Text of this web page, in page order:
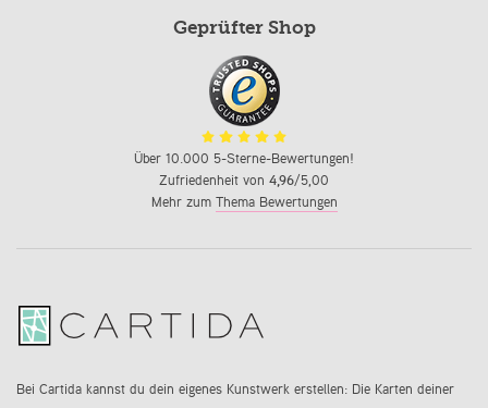
Geprüfter Shop
Über 10.000 5-Sterne-Bewertungen!
Zufriedenheit von 4,96/5,00
Mehr zum Thema Bewertungen
Bei Cartida kannst du dein eigenes Kunstwerk erstellen: Die Karten deiner